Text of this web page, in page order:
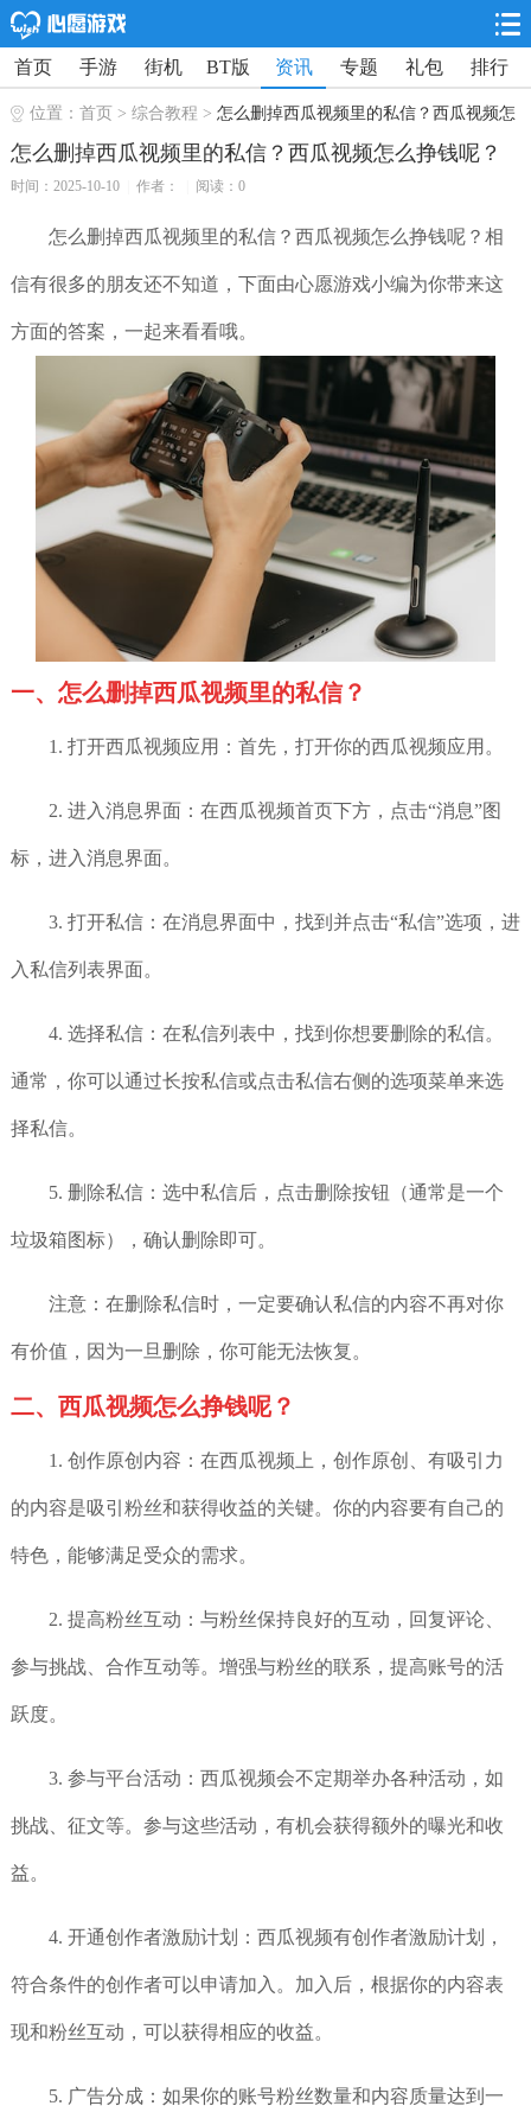
首页 手游 街机 BT版 资讯 专题 礼包 排行
位置： 首页 > 综合教程 > 怎么删掉西瓜视频里的私信？西瓜视频怎
怎么删掉西瓜视频里的私信？西瓜视频怎么挣钱呢？
时间：2025-10-10 作者： 阅读：0
怎么删掉西瓜视频里的私信？西瓜视频怎么挣钱呢？相
信有很多的朋友还不知道，下面由心愿游戏小编为你带来这
方面的答案，一起来看看哦。
一、怎么删掉西瓜视频里的私信？
1. 打开西瓜视频应用：首先，打开你的西瓜视频应用。
2. 进入消息界面：在西瓜视频首页下方，点击“消息”图
标，进入消息界面。
3. 打开私信：在消息界面中，找到并点击“私信”选项，进
入私信列表界面。
4. 选择私信：在私信列表中，找到你想要删除的私信。
通常，你可以通过长按私信或点击私信右侧的选项菜单来选
择私信。
5. 删除私信：选中私信后，点击删除按钮（通常是一个
垃圾箱图标），确认删除即可。
注意：在删除私信时，一定要确认私信的内容不再对你
有价值，因为一旦删除，你可能无法恢复。
二、西瓜视频怎么挣钱呢？
1. 创作原创内容：在西瓜视频上，创作原创、有吸引力
的内容是吸引粉丝和获得收益的关键。你的内容要有自己的
特色，能够满足受众的需求。
2. 提高粉丝互动：与粉丝保持良好的互动，回复评论、
参与挑战、合作互动等。增强与粉丝的联系，提高账号的活
跃度。
3. 参与平台活动：西瓜视频会不定期举办各种活动，如
挑战、征文等。参与这些活动，有机会获得额外的曝光和收
益。
4. 开通创作者激励计划：西瓜视频有创作者激励计划，
符合条件的创作者可以申请加入。加入后，根据你的内容表
现和粉丝互动，可以获得相应的收益。
5. 广告分成：如果你的账号粉丝数量和内容质量达到一